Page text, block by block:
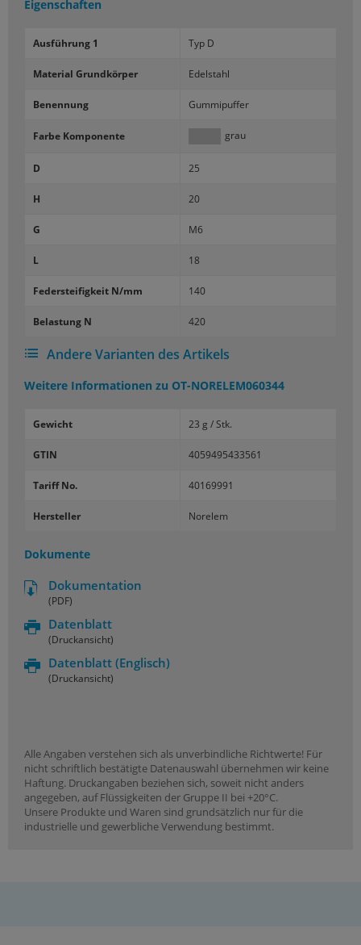
Eigenschaften
Aus­füh­rung 1 Typ D
Ma­te­ri­al Grund­kör­per Edel­stahl
Be­nen­nung Gum­mi­puf­fer
Farbe Kom­po­nen­te grau
D 25
H 20
G M6
L 18
Fe­der­stei­fig­keit N/mm 140
Be­las­tung N 420
Andere Varianten des Artikels
Weitere Informationen zu OT-NORELEM060344
Gewicht 23 g / Stk.
GTIN 4059495433561
Tariff No. 40169991
Hersteller Norelem
Dokumente
Dokumentation
(PDF)
Datenblatt
(Druckansicht)
Datenblatt (Englisch)
(Druckansicht)
Alle Angaben verstehen sich als unverbindliche Richtwerte! Für
nicht schriftlich bestätigte Datenauswahl übernehmen wir keine
Haftung. Druckangaben beziehen sich, soweit nicht anders
angegeben, auf Flüssigkeiten der Gruppe II bei +20°C.
Unsere Produkte und Waren sind grundsätzlich nur für die
industrielle und gewerbliche Verwendung bestimmt.